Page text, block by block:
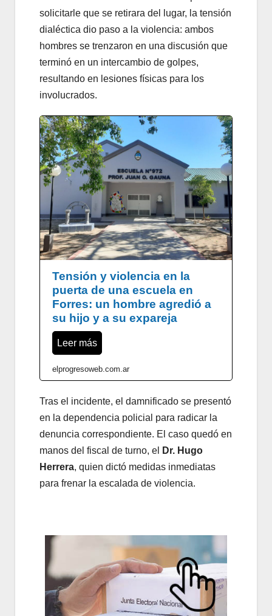
solicitarle que se retirara del lugar, la tensión
dialéctica dio paso a la violencia: ambos
hombres se trenzaron en una discusión que
terminó en un intercambio de golpes,
resultando en lesiones físicas para los
involucrados.
Tensión y violencia en la
puerta de una escuela en
Forres: un hombre agredió a
su hijo y a su expareja
Leer más
elprogresoweb.com.ar
Tras el incidente, el damnificado se presentó
en la dependencia policial para radicar la
denuncia correspondiente. El caso quedó en
manos del fiscal de turno, el
Dr. Hugo
Herrera, quien dictó medidas inmediatas
para frenar la escalada de violencia.